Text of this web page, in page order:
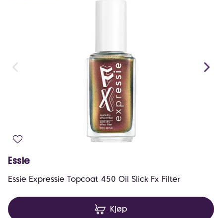
Essie
Essie Expressie Topcoat 450 Oil Slick Fx Filter
Kjøp